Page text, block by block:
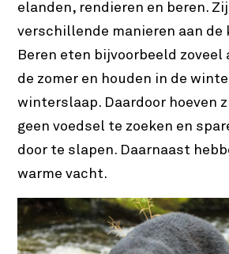
elanden, rendieren en beren.
verschillende manieren aan de
Beren eten bijvoorbeeld zoveel
de zomer en houden in de
winterslaap. Daardoor hoeven
geen voedsel te zoeken en
door te slapen. Daarnaast
warme vacht.